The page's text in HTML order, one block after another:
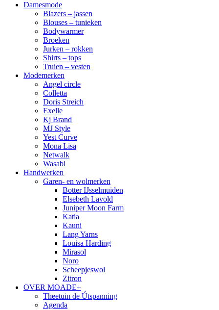
Damesmode
Blazers – jassen
Blouses – tunieken
Bodywarmer
Broeken
Jurken – rokken
Shirts – tops
Truien – vesten
Modemerken
Angel circle
Colletta
Doris Streich
Exelle
Kj Brand
MJ Style
Yest Curve
Mona Lisa
Netwalk
Wasabi
Handwerken
Garen- en wolmerken
Botter IJsselmuiden
Elsebeth Lavold
Juniper Moon Farm
Katia
Kauni
Lang Yarns
Louisa Harding
Mirasol
Noro
Scheepjeswol
Zitron
OVER MOADE+
Theetuin de Útspanning
Agenda